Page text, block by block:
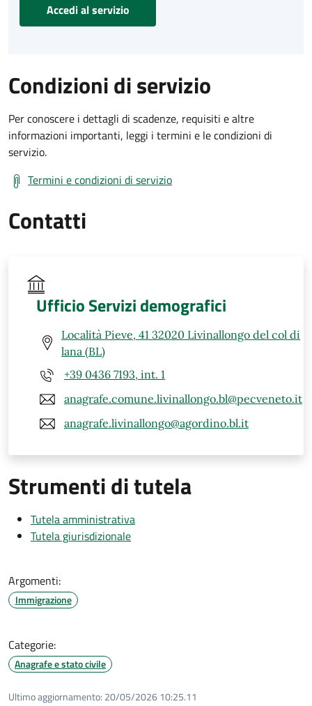
Accedi al servizio
Condizioni di servizio
Per conoscere i dettagli di scadenze, requisiti e altre
informazioni importanti, leggi i termini e le condizioni di
servizio.
Termini e condizioni di servizio
Contatti
Ufficio Servizi demografici
Località Pieve, 41 32020 Livinallongo del col di
lana (BL)
+39 0436 7193, int. 1
anagrafe.comune.livinallongo.bl@pecveneto.it
anagrafe.livinallongo@agordino.bl.it
Strumenti di tutela
Tutela amministrativa
Tutela giurisdizionale
Argomenti:
Immigrazione
Categorie:
Anagrafe e stato civile
Ultimo aggiornamento: 20/05/2026 10:25.11